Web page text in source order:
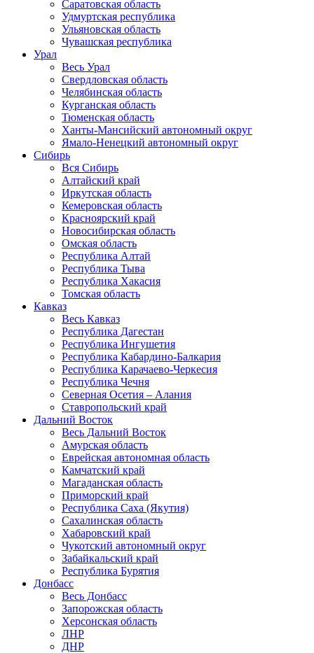
Саратовская область
Удмуртская республика
Ульяновская область
Чувашская республика
Урал
Весь Урал
Свердловская область
Челябинская область
Курганская область
Тюменская область
Ханты-Мансийский автономный округ
Ямало-Ненецкий автономный округ
Сибирь
Вся Сибирь
Алтайский край
Иркутская область
Кемеровская область
Красноярский край
Новосибирская область
Омская область
Республика Алтай
Республика Тыва
Республика Хакасия
Томская область
Кавказ
Весь Кавказ
Республика Дагестан
Республика Ингушетия
Республика Кабардино-Балкария
Республика Карачаево-Черкесия
Республика Чечня
Северная Осетия – Алания
Ставропольский край
Дальний Восток
Весь Дальний Восток
Амурская область
Еврейская автономная область
Камчатский край
Магаданская область
Приморский край
Республика Саха (Якутия)
Сахалинская область
Хабаровский край
Чукотский автономный округ
Забайкальский край
Республика Бурятия
Донбасс
Весь Донбасс
Запорожская область
Херсонская область
ЛНР
ДНР